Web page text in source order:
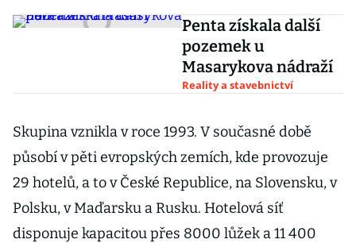
Penta získala další
pozemek u
Masarykova nádraží
Reality a stavebnictví
Skupina vznikla v roce 1993. V současné době
působí v pěti evropských zemích, kde provozuje
29 hotelů, a to v České Republice, na Slovensku, v
Polsku, v Maďarsku a Rusku. Hotelová síť
disponuje kapacitou přes 8000 lůžek a 11 400